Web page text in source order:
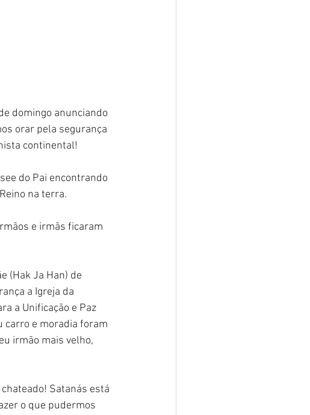
domingo anunciando
orar pela segurança
continental!
do Pai encontrando
na terra.
e irmãs ficaram
(Hak Ja Han) de
a Igreja da
a Unificação e Paz
carro e moradia foram
irmão mais velho,
Satanás está
o que pudermos